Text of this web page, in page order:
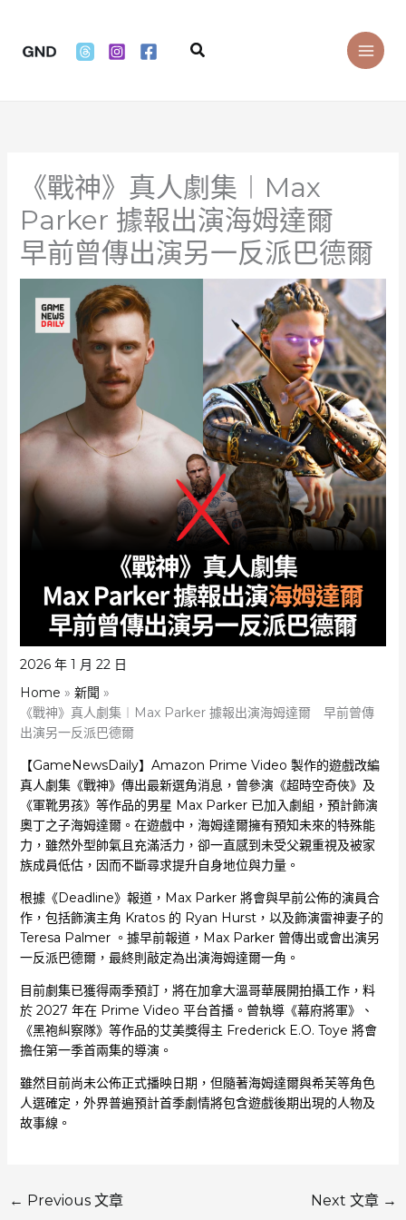
content
Search
《戰神》真人劇集︱Max
Parker 據報出演海姆達爾
早前曾傳出演另一反派巴德爾
2026 年 1 月 22 日
Home
新聞
《戰神》真人劇集︱Max Parker 據報出演海姆達爾 早前曾傳
出演另一反派巴德爾
【GameNewsDaily】Amazon Prime Video 製作的遊戲改編
真人劇集《戰神》傳出最新選角消息，曾參演《超時空奇俠》及
《軍靴男孩》等作品的男星 Max Parker 已加入劇組，預計飾演
奧丁之子海姆達爾。在遊戲中，海姆達爾擁有預知未來的特殊能
力，雖然外型帥氣且充滿活力，卻一直感到未受父親重視及被家
族成員低估，因而不斷尋求提升自身地位與力量。
根據《Deadline》報道，Max Parker 將會與早前公佈的演員合
作，包括飾演主角 Kratos 的 Ryan Hurst，以及飾演雷神妻子的
Teresa Palmer 。據早前報道，Max Parker 曾傳出或會出演另
一反派巴德爾，最終則敲定為出演海姆達爾一角。
目前劇集已獲得兩季預訂，將在加拿大溫哥華展開拍攝工作，料
於 2027 年在 Prime Video 平台首播。曾執導《幕府將軍》、
《黑袍糾察隊》等作品的艾美獎得主 Frederick E.O. Toye 將會
擔任第一季首兩集的導演。
雖然目前尚未公佈正式播映日期，但隨著海姆達爾與希芙等角色
人選確定，外界普遍預計首季劇情將包含遊戲後期出現的人物及
故事線。
← Previous 文章 Next 文章 →